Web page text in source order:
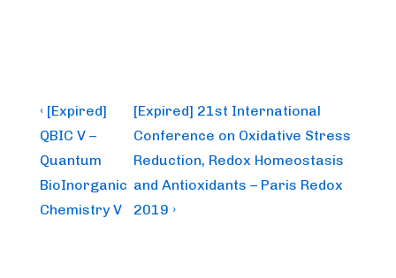
Post
navigation
Previous
Post
is
‹ [Expired]
QBIC V –
Quantum
BioInorganic
Chemistry V
Next
Post
is
[Expired] 21st International
Conference on Oxidative Stress
Reduction, Redox Homeostasis
and Antioxidants – Paris Redox
2019 ›